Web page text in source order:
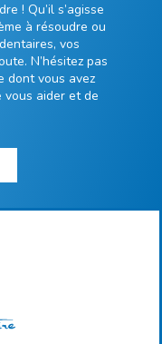
! Qu’il s’agisse
à résoudre ou
vos
N’hésitez pas
dont vous avez
vous aider et de